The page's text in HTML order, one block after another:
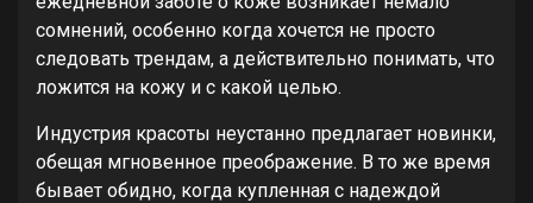
сомнений, особенно когда хочется не просто
следовать трендам, а действительно понимать, что
ложится на кожу и с какой целью.
Индустрия красоты неустанно предлагает новинки,
обещая мгновенное преображение. В то же время
бывает обидно, когда купленная с надеждой